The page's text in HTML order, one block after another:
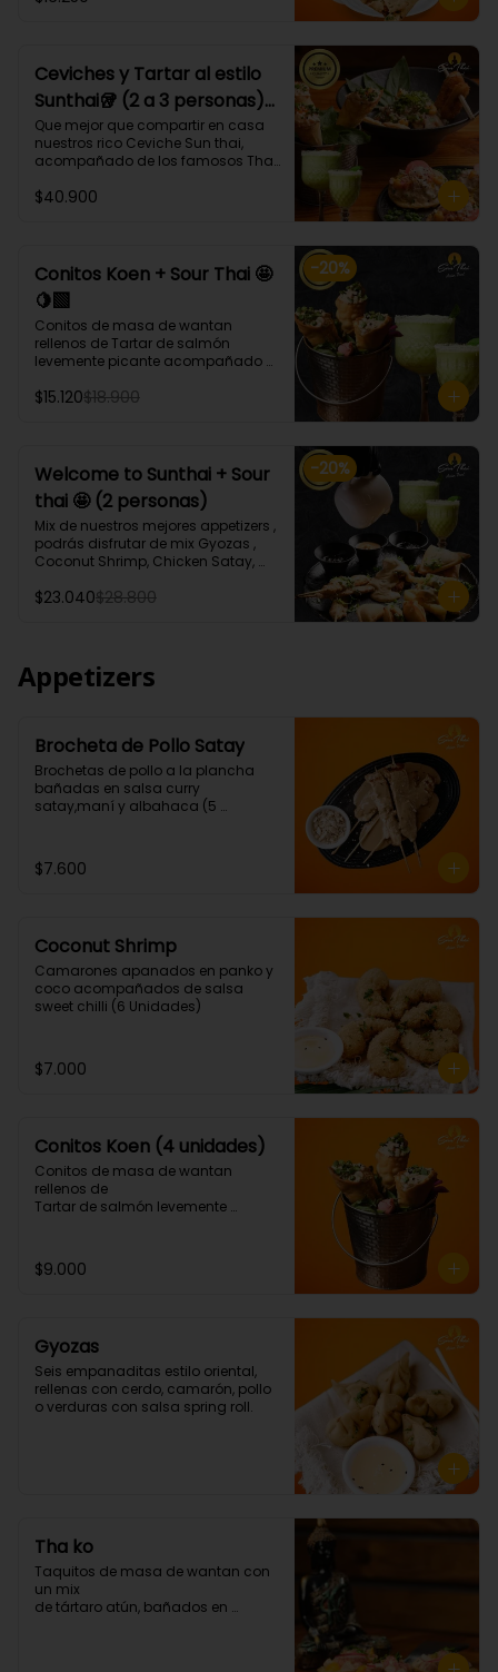
Ceviches y Tartar al estilo
Sunthai🥡 (2 a 3 personas)
🐙🐟🍤
Que mejor que compartir en casa
nuestros rico Ceviche Sun thai,
acompañado de los famosos Tha
de nuestro gran Sour thai.
de atún, pulpo, camarón, cebolla
morada, apio, pimentón, cilantro,
leche de tigre, acompañado de
calamares apanados en panko y
coco.)🌶️
* Tha ko (3 unidades) (Taquitos de
masa de wantan con un mix de
tártaro atún, bañados en
chalaquita en ají amarillo y
(Conitos de masa de wantan
rellenos de
Tartar de salmón levemente
picante.)
* 1 Porción Sour thai (Pisco de 35°,
leche de coco, albahaca, jengibre.
jugo de limón)
$40.900
-20%
Conitos Koen + Sour Thai 🤩
🍋‍🟩
Conitos de masa de wantan
rellenos de Tartar de salmón
levemente picante acompañado
Unidades)
$15.120$18.900
-20%
Welcome to Sunthai + Sour
thai 🤩 (2 personas)
Mix de nuestros mejores appetizers ,
podrás disfrutar de mix Gyozas ,
Coconut Shrimp, Chicken Satay,
Mongolianas, papas fritas en salsa
$23.040$28.800
Appetizers
Brocheta de Pollo Satay
Brochetas de pollo a la plancha
bañadas en salsa curry
satay,maní y albahaca (5
$7.600
Coconut Shrimp
Camarones apanados en panko y
coco acompañados de salsa
sweet chilli (6 Unidades)
$7.000
Conitos Koen (4 unidades)
Conitos de masa de wantan
rellenos de
Tartar de salmón levemente
$9.000
Gyozas
Seis empanaditas estilo oriental,
rellenas con cerdo, camarón, pollo
o verduras con salsa spring roll.
Tha ko
Taquitos de masa de wantan con
un mix
de tártaro atún, bañados en